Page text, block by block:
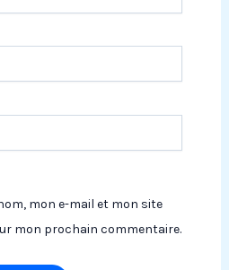
mon e-mail et mon site
mon prochain commentaire.